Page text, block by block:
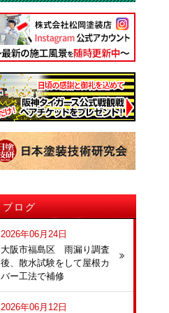
ブログ
2026年06月24日
大阪市福島区 雨漏り調査
後、散水試験をして屋根カ
バー工法で補修
2026年06月12日